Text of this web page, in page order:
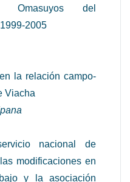
Omasuyos del
2005
la relación campo-
Viacha
nacional de
modificaciones en
y la asociación